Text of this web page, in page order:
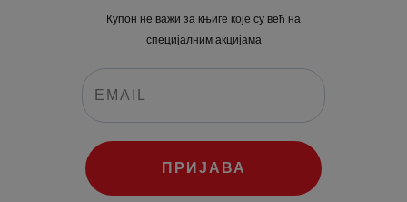
Купон не важи за књиге које су већ на
специјалним акцијама
ПРИЈАВА